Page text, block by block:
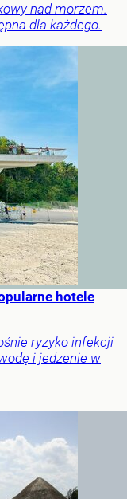
nad morzem.
dla każdego.
hotele
ryzyko infekcji
i jedzenie w